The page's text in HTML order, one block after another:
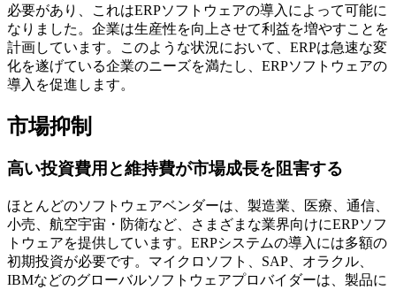
必要があり、これはERPソフトウェアの導入によって可能に
なりました。企業は生産性を向上させて利益を増やすことを
計画しています。このような状況において、ERPは急速な変
化を遂げている企業のニーズを満たし、ERPソフトウェアの
導入を促進します。
市場抑制
高い投資費用と維持費が市場成長を阻害する
ほとんどのソフトウェアベンダーは、製造業、医療、通信、
小売、航空宇宙・防衛など、さまざまな業界向けにERPソフ
トウェアを提供しています。ERPシステムの導入には多額の
初期投資が必要です。マイクロソフト、SAP、オラクル、
IBMなどのグローバルソフトウェアプロバイダーは、製品に